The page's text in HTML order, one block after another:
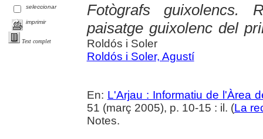
seleccionar
imprimir
Text complet
Fotògrafs
paisatge guixolenc del
Roldós i Soler
Roldós i Soler, Agustí
En: L'Arjau : Informatiu de l'Àrea
51 (març 2005), p. 10-15 : il. (La
Notes.